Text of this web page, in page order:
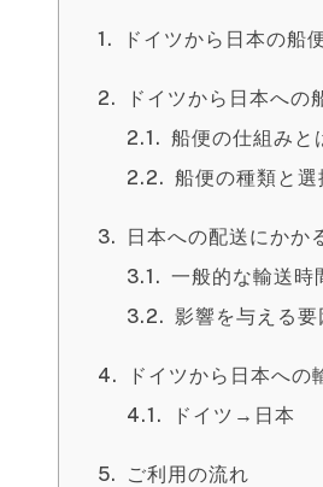
ドイツから日本の船
ドイツから日本への
船便の仕組みと
船便の種類と選
日本への配送にかか
一般的な輸送時
影響を与える要
ドイツから日本への
ドイツ→日本
ご利用の流れ